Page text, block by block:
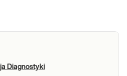
Diagnostyki